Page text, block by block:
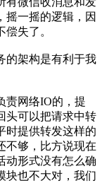
摇一摇的逻辑，因
失了。
的架构是有利于我
责网络IO的，提
头可以把请求中转
时提供转发这样的
不够，比方说现在
动形式没有怎么确
块也不大对，我们